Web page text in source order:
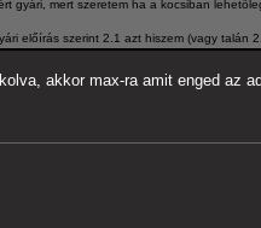
gyári, mert szeretem ha a kocsiban
előírás szerint 2.1 azt hiszem (vagy
akkor max-ra amit enged az